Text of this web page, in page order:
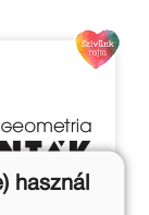
használ